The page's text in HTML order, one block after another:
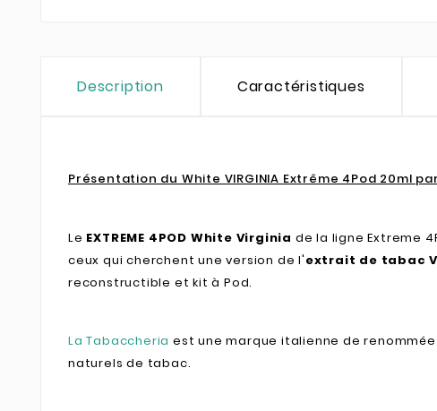
Description Caractéristiques
Présentation du White VIRGINIA Extrême 4Pod 20ml
Le EXTREME 4POD White Virginia de la ligne Extreme
ceux qui cherchent une version de l'extrait de tabac
reconstructible et kit à Pod.
La Tabaccheriaest une marque italienne de
naturels de tabac.